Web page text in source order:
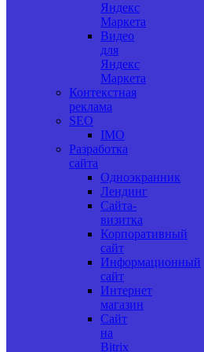
Яндекс
Маркета
Видео
для
Яндекс
Маркета
Контекстная
реклама
SEO
IMO
Разработка
сайта
Одноэкранник
Лендинг
Сайта-
визитка
Корпоративный
сайт
Информационный
сайт
Интернет
магазин
Сайт
на
Bitrix